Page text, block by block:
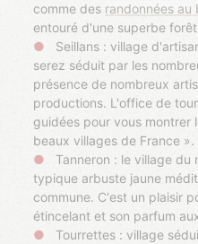
comme des randonnées au
entouré d'une superbe
Seillans : village
serez séduit par les
présence de nombreux
productions. L'office de
guidées pour vous montrer
beaux villages de France ».
Tanneron : le village
typique arbuste jaune
commune. C'est un plaisir
étincelant et son parfum
Tourrettes : village